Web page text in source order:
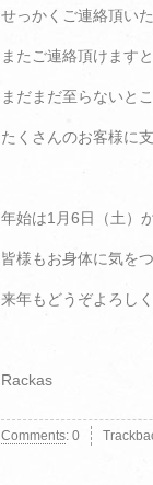
せっかくご連絡頂い
またご連絡頂けます
まだまだ至らないと
たくさんのお客様に
年始は1月6日（土）
皆様もお身体に気を
来年もどうぞよろし
Rackas
Comments: 0